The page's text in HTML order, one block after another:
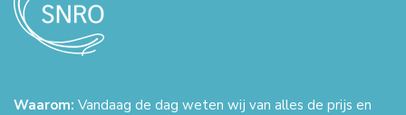
Waarom: Vandaag de dag weten wij van alles de prijs en